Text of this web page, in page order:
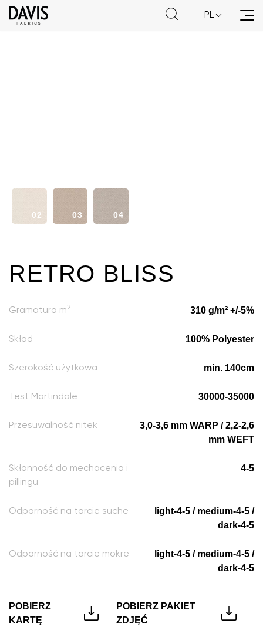
PL
02 03 04
34 38 48
75 77 80
RETRO BLISS
Gramatura m2 310 g/m² +/-5%
Skład 100% Polyester
Szerokość użytkowa min. 140cm
Test Martindale 30000-35000
Przesuwalność nitek
3,0-3,6 mm WARP / 2,2-2,6
mm WEFT
Skłonność do mechacenia i
pillingu
4-5
Odporność na tarcie suche
light-4-5 / medium-4-5 /
dark-4-5
Odporność na tarcie mokre
light-4-5 / medium-4-5 /
dark-4-5
POBIERZ
KARTĘ
POBIERZ PAKIET
ZDJĘĆ